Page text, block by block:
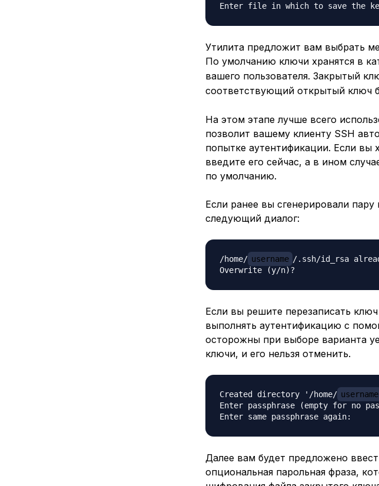
Enter file in which to save the
Утилита предложит вам выбрать
По умолчанию ключи хранятся в
вашего пользователя. Закрытый
соответствующий открытый ключ
На этом этапе лучше всего
позволит вашему клиенту SSH
попытке аутентификации. Если вы
введите его сейчас, а в ином
по умолчанию.
Если ранее вы сгенерировали
следующий диалог:
/home/ username /.ssh/id_rsa
Если вы решите перезаписать
выполнять аутентификацию с
осторожны при выборе варианта
ключи, и его нельзя отменить.
Created directory '/home/ username
Enter passphrase (empty for no
Далее вам будет предложено
опциональная парольная фраза,